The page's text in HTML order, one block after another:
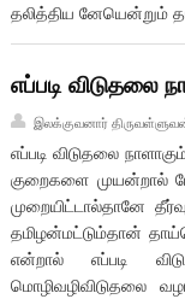
தலித்திய னேயென்றும்
எப்படி விடுதலை
இலக்குவனார்
எப்படி விடுதலை
குறைகளை முயன்றால்
முறையிட்டால்தானே
தமிழன்மட்டும்தான்
என்றால் எப்படி
மொழிவழிவிடுதலை